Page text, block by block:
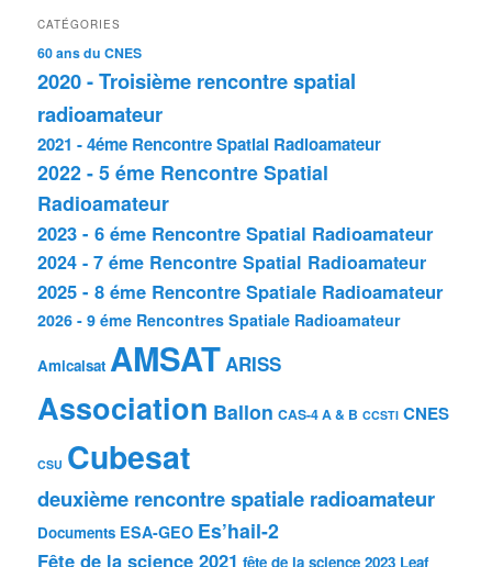
CATÉGORIES
60 ans du CNES
2020 - Troisième rencontre spatial
radioamateur
2021 - 4éme Rencontre Spatial Radioamateur
2022 - 5 éme Rencontre Spatial
Radioamateur
2023 - 6 éme Rencontre Spatial Radioamateur
2024 - 7 éme Rencontre Spatial Radioamateur
2025 - 8 éme Rencontre Spatiale Radioamateur
2026 - 9 éme Rencontres Spatiale Radioamateur
Amicalsat AMSATARISS
Association Ballon CAS-4 A & B CCSTI CNES
CSU Cubesat
deuxième rencontre spatiale radioamateur
Documents ESA-GEO Es’hail-2
Fête de la science 2021 fête de la science 2023 Leaf